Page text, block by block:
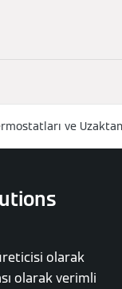
ve
olarak
olarak verimli